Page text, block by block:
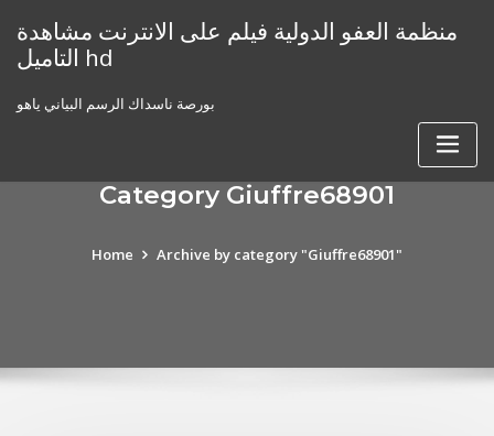
content
منظمة العفو الدولية فيلم على الانترنت مشاهدة
التاميل hd
بورصة ناسداك الرسم البياني ياهو
Category Giuffre68901
Home Archive by category "Giuffre68901"